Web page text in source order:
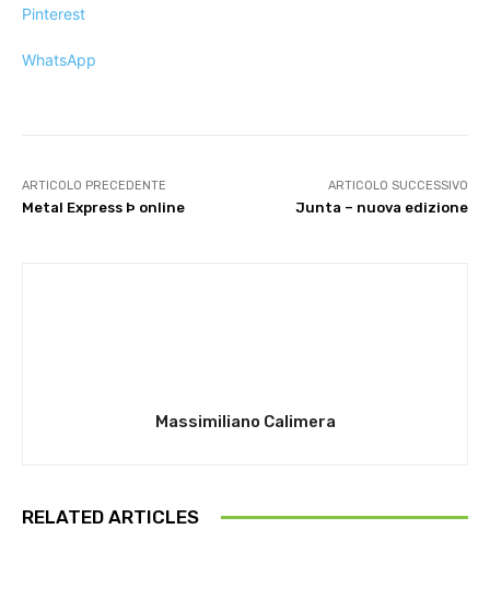
Pinterest
WhatsApp
ARTICOLO PRECEDENTE
Metal Express Þ online
ARTICOLO SUCCESSIVO
Junta – nuova edizione
Massimiliano Calimera
RELATED ARTICLES